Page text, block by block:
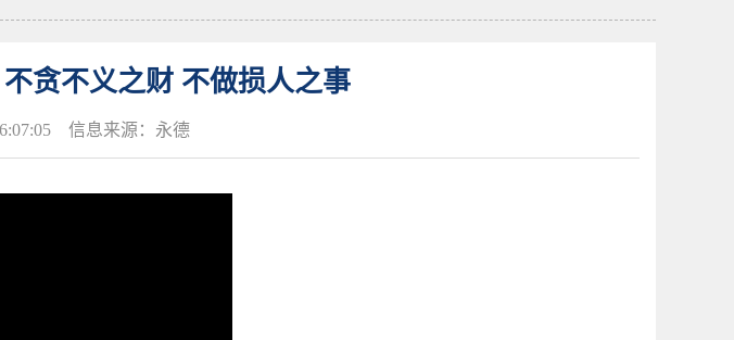
贪不义之财 不做损人之事
信息来源：永德